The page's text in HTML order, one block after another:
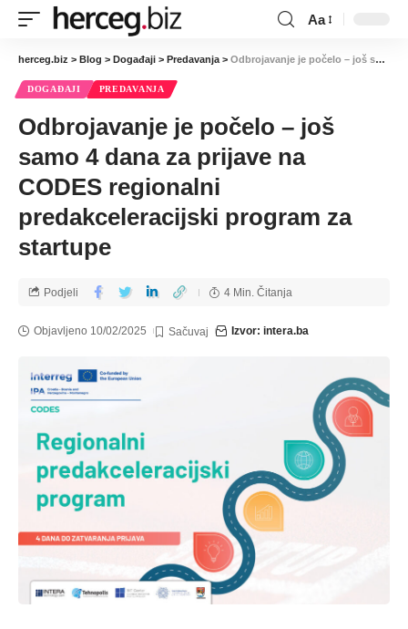
Aa
herceg.biz > Blog > Događaji > Predavanja > Odbrojavanje je počelo – još samo 4 dana za prijave na CODES regionalni predakceleracijski program za startupe
DOGAĐAJI PREDAVANJA
Odbrojavanje je počelo – još
samo 4 dana za prijave na
CODES regionalni
predakceleracijski program za
startupe
Objavljeno 10/02/2025 Izvor: intera.ba
Podjeli 4 Min. Čitanja